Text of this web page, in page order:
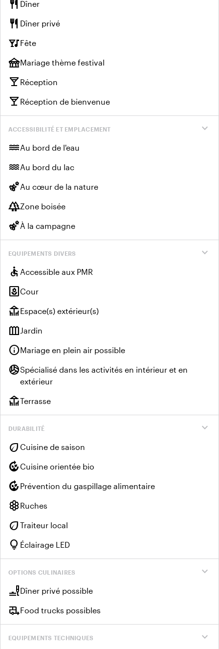
restaurant Dîner
restaurant Dîner privé
nightlifeFête
festivalMariage thème festival
local_bar Réception
local_bar Réception de bienvenue
expand_more
ACCESSIBILITÉ ET EMPLACEMENT
waterAu bord de l'eau
waterAu bord du lac
emoji_natureAu cœur de la nature
forestZone boisée
emoji_natureÀ la campagne
expand_more
EQUIPEMENTS DIVERS
accessible Accessible aux PMR
yardCour
deckEspace(s) extérieur(s)
outdoor_gardenJardin
infoMariage en plein air possible
sports_volleyballSpécialisé dans les activités en intérieur et en
extérieur
deckTerrasse
expand_more
DURABILITÉ
eco Cuisine de saison
compostCuisine orientée bio
compost Prévention du gaspillage alimentaire
hiveRuches
eco Traiteur local
lightbulb Éclairage LED
expand_more
OPTIONS CULINAIRES
brunch_diningDîner privé possible
rv_hookupFood trucks possibles
expand_more
EQUIPEMENTS TECHNIQUES